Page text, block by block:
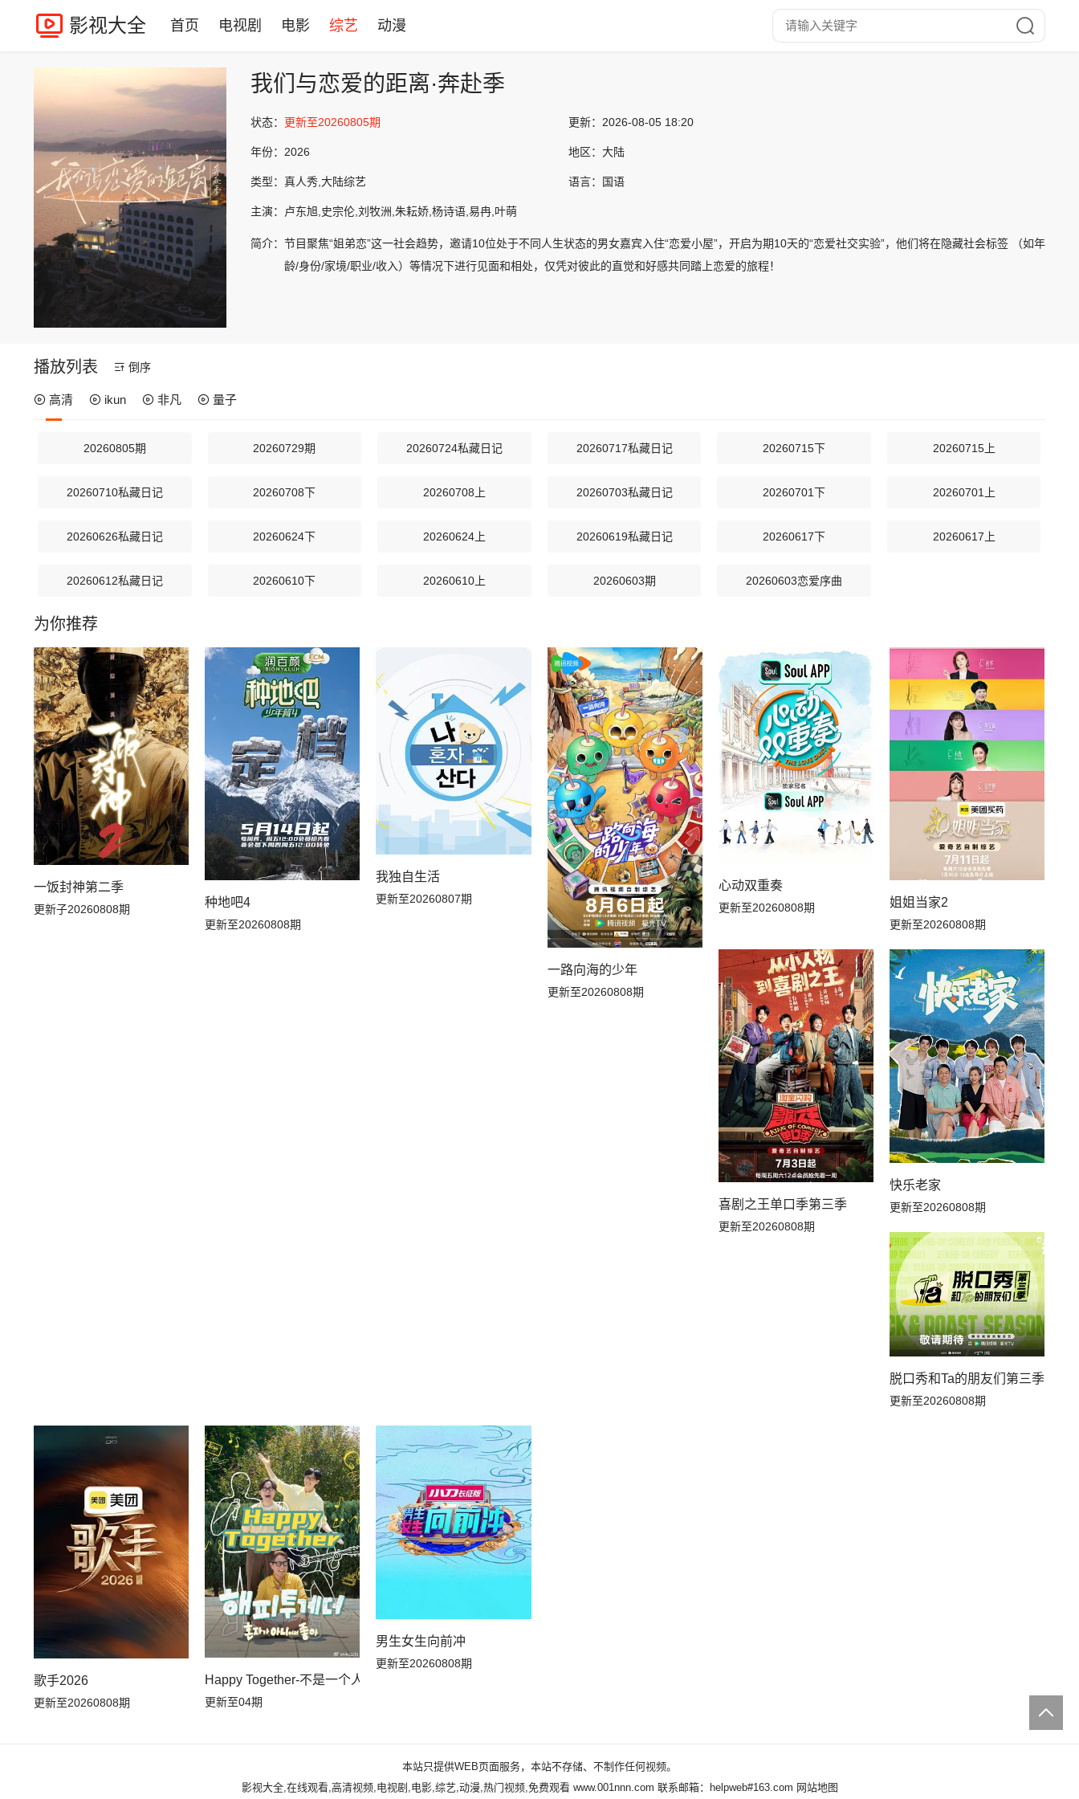
影视大全 首页 电视剧 电影 综艺 动漫
我们与恋爱的距离·奔赴季
状态： 更新至20260805期 更新： 2026-08-05 18:20
年份： 2026 地区： 大陆
类型： 真人秀,大陆综艺 语言： 国语
主演： 卢东旭,史宗伦,刘牧洲,朱耘娇,杨诗语,易冉,叶萌
简介： 节目聚焦“姐弟恋”这一社会趋势，邀请10位处于不同人生状态的男女嘉宾入住“恋爱小屋”，开启为期10天的“恋爱社交实验”，他们将在隐藏社会标签 （如年
龄/身份/家境/职业/收入）等情况下进行见面和相处，仅凭对彼此的直觉和好感共同踏上恋爱的旅程！
播放列表 倒序
高清 ikun 非凡 量子
20260805期 20260729期 20260724私藏日记 20260717私藏日记 20260715下 20260715上
20260710私藏日记 20260708下 20260708上 20260703私藏日记 20260701下 20260701上
20260626私藏日记 20260624下 20260624上 20260619私藏日记 20260617下 20260617上
20260612私藏日记 20260610下 20260610上 20260603期 20260603恋爱序曲
为你推荐
一饭封神第二季
更新子20260808期 种地吧4
更新至20260808期
我独自生活
更新至20260807期
一路向海的少年
更新至20260808期
心动双重奏
更新至20260808期 姐姐当家2
更新至20260808期
喜剧之王单口季第三季
更新至20260808期
快乐老家
更新至20260808期
脱口秀和Ta的朋友们第三季
更新至20260808期
歌手2026
更新至20260808期
Happy Together-不是一个人真好
更新至04期
男生女生向前冲
更新至20260808期
本站只提供WEB页面服务，本站不存储、不制作任何视频。
影视大全,在线观看,高清视频,电视剧,电影,综艺,动漫,热门视频,免费观看 www.001nnn.com 联系邮箱：helpweb#163.com 网站地图